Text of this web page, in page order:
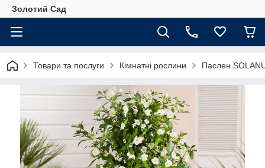
Золотий Сад
Товари та послуги Кімнатні рослини Паслен